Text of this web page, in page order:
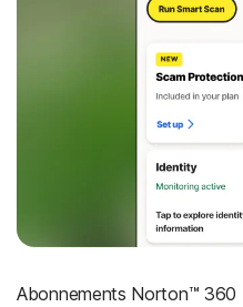
Abonnements Norton™ 360